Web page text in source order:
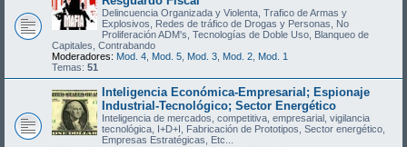
Delincuencia Organizada y Violenta, Trafico de Armas y
Explosivos, Redes de tráfico de Drogas y Personas, No
Proliferación ADM's, Tecnologías de Doble Uso, Blanqueo de
Capitales, Contrabando
Moderadores: Mod. 4 Mod. 5 Mod. 3 Mod. 2 Mod. 1
Temas: 51
Inteligencia Económica-Empresarial; Espionaje
Industrial-Tecnológico; Sector Energético
Inteligencia de mercados, competitiva, empresarial, vigilancia
tecnológica, I+D+I, Fabricación de Prototipos, Sector energético,
Empresas Estratégicas, Etc...